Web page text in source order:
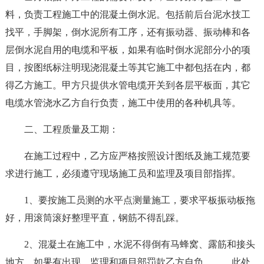
料，负责工程施工中的混凝土倒水泥。包括前后台泥水技工
找平，手脚架，倒水泥所有工序，还有振动器、振动棒和各
层倒水泥自用的电缆和平板，如果有临时倒水泥部分小的项
目，按图纸标注明现浇混凝土等其它施工中都包括在内，都
得乙方施工。甲方只提供水管电缆开关到各层平板面，其它
电缆水管浇水乙方自行负责，施工中使用的各种机具等。
二、工程质量及工期：
在施工过程中，乙方应严格按照设计图纸及施工规范要
求进行施工，必须遵守现场施工员和监理及项目部指挥。
1、要按施工员测的水平点测量施工，要求平板振动板拖
好，用滚筒滚好整理平直，钢筋不得乱踩。
2、混凝土在施工中，水泥不得倒有马蜂窝、露筋和接头
地方，如果有出现，监理和项目部罚款乙方自负。
……此处